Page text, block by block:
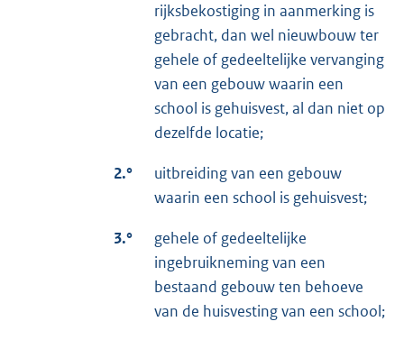
rijksbekostiging in aanmerking is
gebracht, dan wel nieuwbouw ter
gehele of gedeeltelijke vervanging
van een gebouw waarin een
school is gehuisvest, al dan niet op
dezelfde locatie;
2.°
uitbreiding van een gebouw
waarin een school is gehuisvest;
3.°
gehele of gedeeltelijke
ingebruikneming van een
bestaand gebouw ten behoeve
van de huisvesting van een school;